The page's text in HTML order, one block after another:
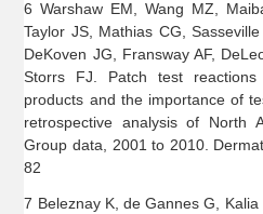
6 Warshaw EM, Wang MZ,
Taylor JS, Mathias CG,
DeKoven JG, Fransway AF,
Storrs FJ. Patch test reactions
products and the importance of
retrospective analysis of North
Group data, 2001 to 2010.
82
7 Beleznay K, de Gannes G,